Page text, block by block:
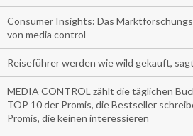
Consumer Insights: Das
von media control
Reiseführer werden wie wild gekauft,
MEDIA CONTROL zählt die täglichen
TOP 10 der Promis, die Bestseller
Promis, die keinen interessieren